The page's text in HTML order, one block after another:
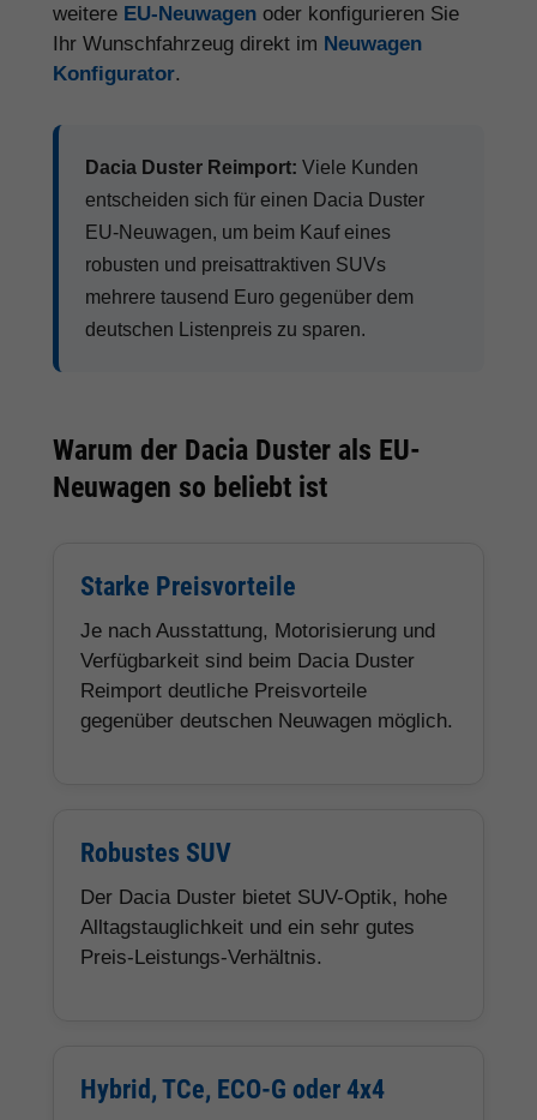
weitere EU-Neuwagen oder konfigurieren Sie
Ihr Wunschfahrzeug direkt im Neuwagen
Konfigurator.
Dacia Duster Reimport: Viele Kunden
entscheiden sich für einen Dacia Duster
EU-Neuwagen, um beim Kauf eines
robusten und preisattraktiven SUVs
mehrere tausend Euro gegenüber dem
deutschen Listenpreis zu sparen.
Warum der Dacia Duster als EU-
Neuwagen so beliebt ist
Starke Preisvorteile
Je nach Ausstattung, Motorisierung und
Verfügbarkeit sind beim Dacia Duster
Reimport deutliche Preisvorteile
gegenüber deutschen Neuwagen möglich.
Robustes SUV
Der Dacia Duster bietet SUV-Optik, hohe
Alltagstauglichkeit und ein sehr gutes
Preis-Leistungs-Verhältnis.
Hybrid, TCe, ECO-G oder 4x4